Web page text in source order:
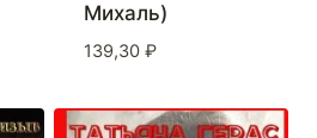
Михаль)
139,30 ₽